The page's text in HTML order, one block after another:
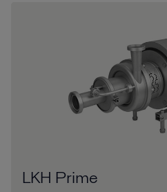
LKH Prime